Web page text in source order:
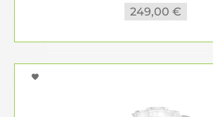
249,00 €